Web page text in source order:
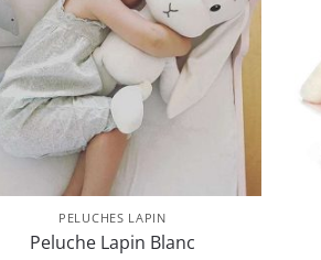
PELUCHES LAPIN
Peluche Lapin Blanc